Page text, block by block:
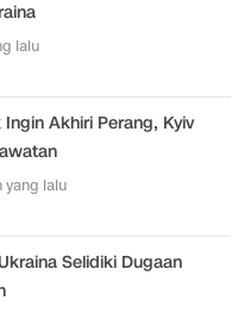
lalu
Ingin Akhiri Perang, Kyiv
yang lalu
Selidiki Dugaan